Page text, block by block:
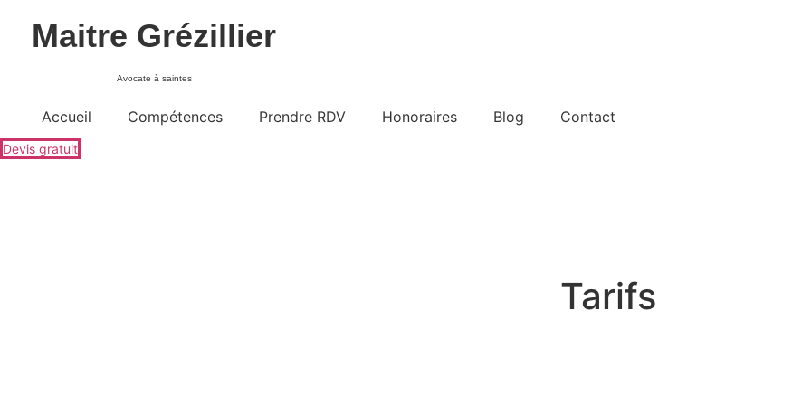
Maitre Grézillier
Avocate à saintes
Accueil Compétences Prendre RDV Honoraires Blog Contact
Devis gratuit
Tarifs